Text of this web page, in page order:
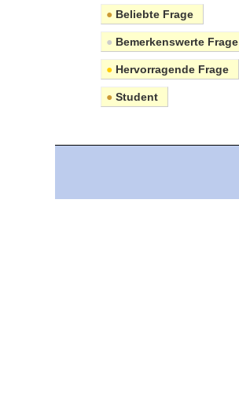
● Beliebte Frage
● Bemerkenswerte Frage
● Hervorragende Frage
● Student